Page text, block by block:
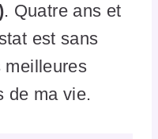
. Quatre ans et
est sans
meilleures
de ma vie.